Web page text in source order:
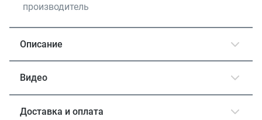
производитель
Описание
Видео
Доставка и оплата